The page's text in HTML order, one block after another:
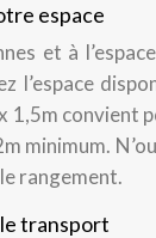
espace
et à
l’espace
convient
minimum.
rangement.
transport